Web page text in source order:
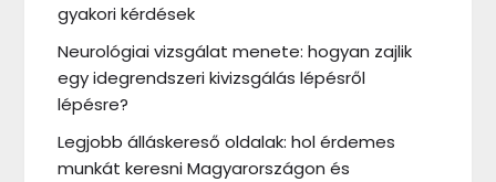
gyakori kérdések
Neurológiai vizsgálat menete: hogyan zajlik
egy idegrendszeri kivizsgálás lépésről
lépésre?
Legjobb álláskereső oldalak: hol érdemes
munkát keresni Magyarországon és